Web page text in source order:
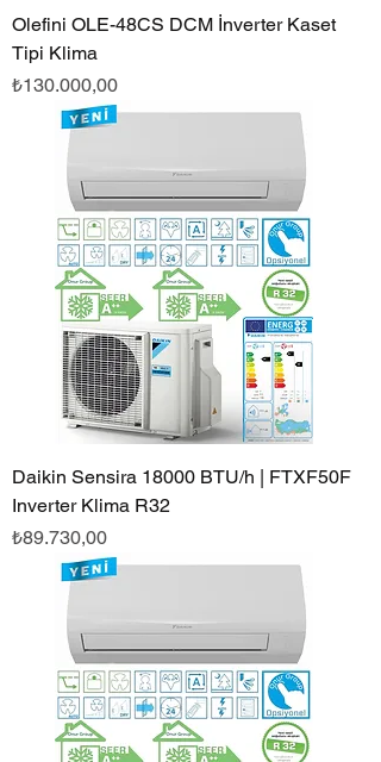
Olefini OLE-48CS DCM İnverter Kaset
Tipi Klima
Fiyat
₺130.000,00
Daikin Sensira 18000 BTU/h | FTXF50F
Inverter Klima R32
Fiyat
₺89.730,00